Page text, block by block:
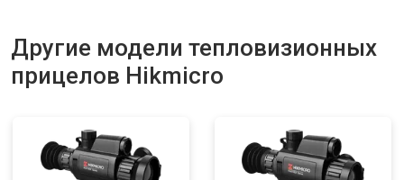
Другие модели тепловизионных
прицелов Hikmicro